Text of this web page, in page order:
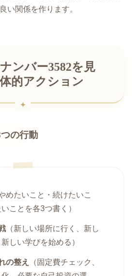
い関係を作ります。
ンバー3582を見
的アクション
の行動
やめたいこと・続けたいこ
ことを各3つ書く）
（新しい場所に行く、新し
しい学びを始める）
の整え
（固定費チェック、